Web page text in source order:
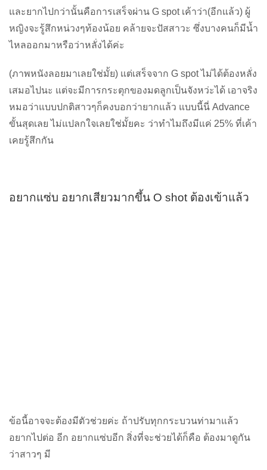
และยากไปกว่านั้นคือการเสร็จผ่าน G spot เค้าว่า(อีกแล้ว) ผู้
หญิงจะรู้สึกหน่วงๆท้องน้อย คล้ายจะปัสสาวะ ซึ่งบางคนก็มีน้ำ
ไหลออกมาหรือว่าหลั่งได้ค่ะ
(ภาพหนังลอยมาเลยใช่มั้ย) แต่เสร็จจาก G spot ไม่ได้ต้องหลั่ง
เสมอไปนะ แต่จะมีการกระตุกของมดลูกเป็นจังหว่ะได้ เอาจริง
หมอว่าแบบปกติสาวๆก็คงบอกว่ายากแล้ว แบบนี้นี่ Advance
ขั้นสุดเลย ไม่แปลกใจเลยใช่มั้ยคะ ว่าทำไมถึงมีแค่ 25% ที่เค้า
เคยรู้สึกกัน
อยากแซ่บ อยากเสียวมากขึ้น O shot ต้องเข้าแล้ว
ข้อนี้อาจจะต้องมีตัวช่วยค่ะ ถ้าปรับทุกกระบวนท่ามาแล้ว
อยากไปต่อ อีก อยากแซ่บอีก สิ่งที่จะช่วยได้ก็คือ ต้องมาดูกัน
ว่าสาวๆ มี